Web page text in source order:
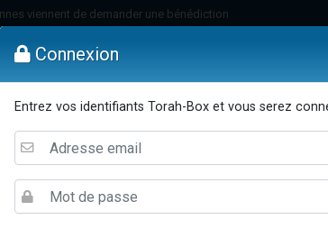
viennent de demander une bénédiction
49 places pour étudier en groupe sur Zoom
viennent de nous rejoindre sur WhatsApp
viennent de nous rejoindre sur WhatsApp
viennent de nous rejoindre sur WhatsApp
musiques dans Torah-Box Music
viennent de faire un don pour Tsédaka : pauvres d'Israel
Dons Femmes Enfants Etude sur Texte
Connexion
Entrez vos identifiants Torah-Box et vous serez